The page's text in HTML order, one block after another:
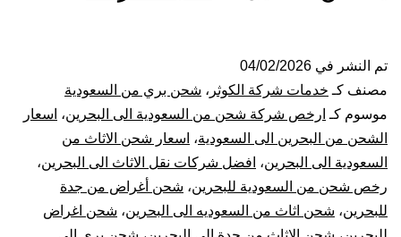
جدة
الي
البحرين
تم النشر في 04/02/2026
مصنف كـ خدمات شركة الكوثر ، شحن بري من السعودية
موسوم كـ ارخص شركة شحن من السعودية الى البحرين، اسعار
الشحن من البحرين الى السعودية، اسعار شحن الاثاث من
السعودية الى البحرين، افضل شركات نقل الاثاث الى البحرين،
رخص شحن من السعودية للبحرين، شحن أغراض من جدة
للبحرين، شحن اثاث من السعوديه الى البحرين، شحن اغراض